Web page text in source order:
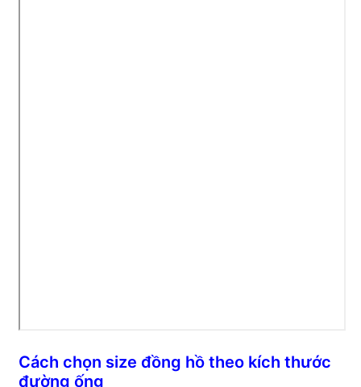
Cách chọn size đồng hồ theo kích thước
đường ống